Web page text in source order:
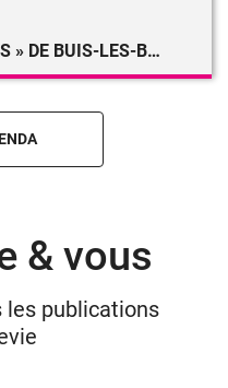
BUIS-LES-BARONNIES
& vous
les publications